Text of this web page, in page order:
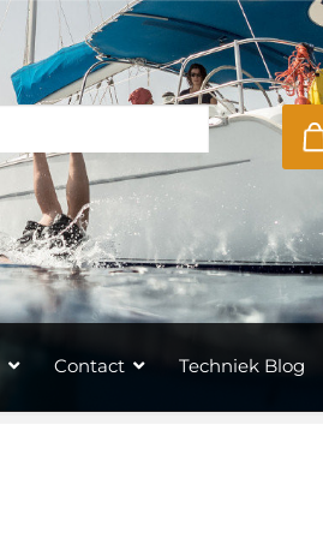
Contact Techniek Blog